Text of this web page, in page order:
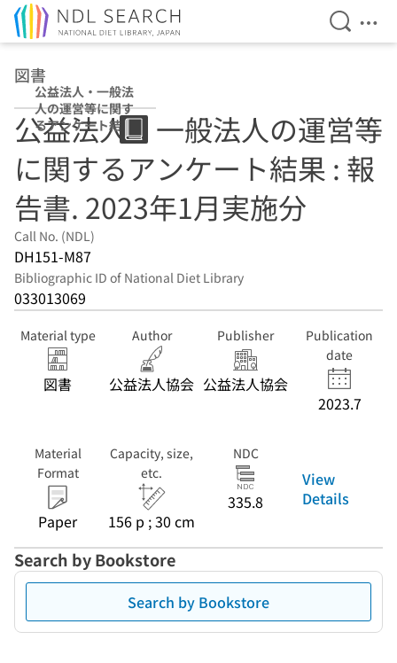
Open
図書
公益法人・一般法
人の運営等に関す
るアンケート結果
: 報告書 2023年1
月実施分
公益法人・一般法人の運営等
に関するアンケート結果 : 報
告書. 2023年1月実施分
Call No. (NDL)
DH151-M87
Bibliographic ID of National Diet Library
033013069
Material type
図書
Author
公益法人協会
Publisher
公益法人協会
Publication
date
2023.7
Material
Format
Paper
Capacity, size,
etc.
156 p ; 30 cm
NDC
335.8
View
Details
Search by Bookstore
Search by Bookstore